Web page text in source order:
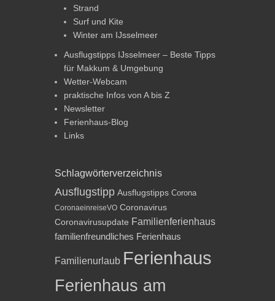
Strand
Surf und Kite
Winter am IJsselmeer
Ausflugstipps IJsselmeer – Beste Tipps
für Makkum & Umgebung
Wetter-Webcam
praktische Infos von A bis Z
Newsletter
Ferienhaus-Blog
Links
Schlagwörterverzeichnis
Ausflugstipp Ausflugstipps Corona
CoronaeinreiseVO Coronavirus
Coronavirusupdate Familienferienhaus
familienfreundliches Ferienhaus
Familienurlaub Ferienhaus
Ferienhaus am